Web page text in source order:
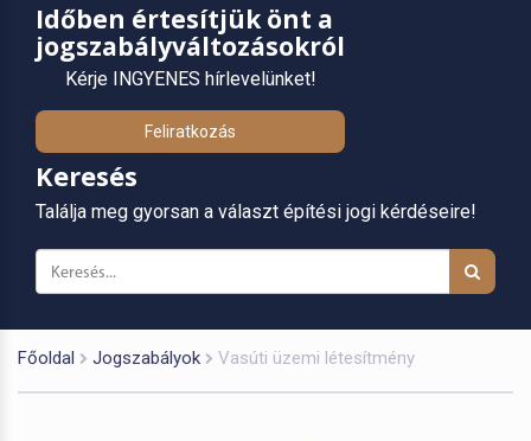
Időben értesítjük önt a
jogszabályváltozásokról
Kérje INGYENES hírlevelünket!
Feliratkozás
Keresés
Találja meg gyorsan a választ építési jogi kérdéseire!
Főoldal Jogszabályok Vasúti üzemi létesítmény